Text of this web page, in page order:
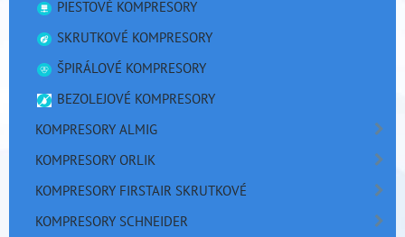
PIESTOVÉ KOMPRESORY
SKRUTKOVÉ KOMPRESORY
ŠPIRÁLOVÉ KOMPRESORY
BEZOLEJOVÉ KOMPRESORY
KOMPRESORY ALMIG
KOMPRESORY ORLIK
KOMPRESORY FIRSTAIR SKRUTKOVÉ
KOMPRESORY SCHNEIDER